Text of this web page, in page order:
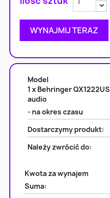
WYNAJMIJ TERAZ
Model
1 x Behringer
audio
- na okres czasu
Dostarczymy produkt:
Należy zwrócić do:
Kwota za wynajem
Suma: